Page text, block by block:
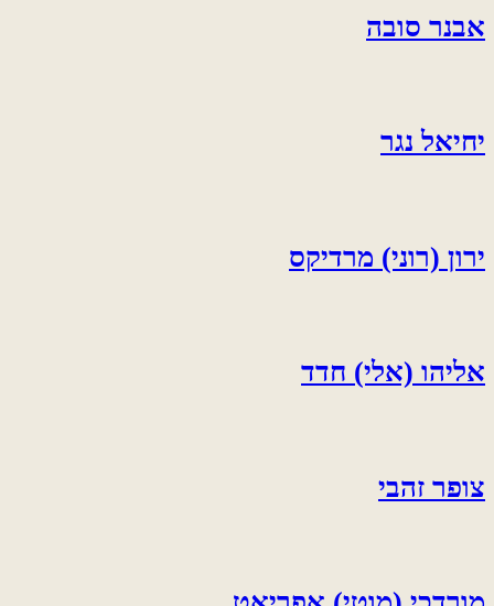
אבנר סובה
יחיאל נגר
ירון (רוני) מרדיקס
אליהו (אלי) חדד
צופר זהבי